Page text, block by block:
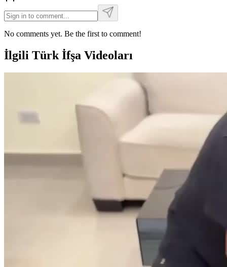
No comments yet. Be the first to comment!
İlgili Türk İfşa Videoları